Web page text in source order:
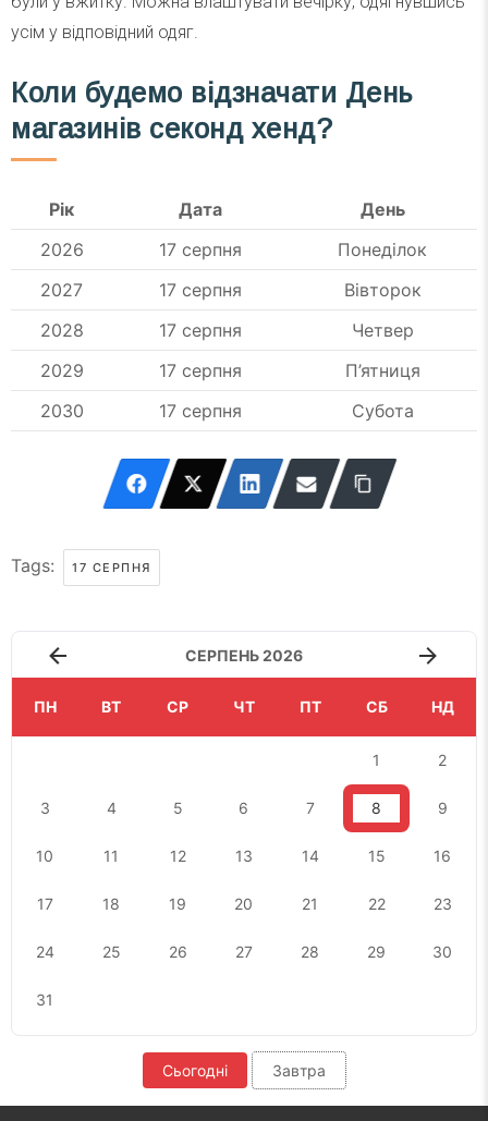
усім у відповідний одяг.
Коли будемо відзначати День
магазинів секонд хенд?
Рік Дата
День
2026
17 серпня
Понеділок
2027
17 серпня
Вівторок
2028
17 серпня
Четвер
2029
17 серпня
П’ятниця
2030
17 серпня Субота
Tags: 17 СЕРПНЯ
СЕРПЕНЬ 2026
ПН ВТ СР ЧТ ПТ СБ НД
1 2
3 4 5 6 7 8 9
10 11 12 13 14 15 16
17 18 19 20 21 22 23
24 25 26 27 28 29 30
31
Сьогодні Завтра